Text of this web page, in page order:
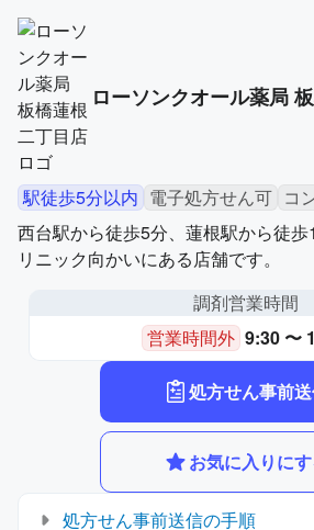
ローソンクオール薬局
駅徒歩5分以内 電子処方せん可 コ
西台駅から徒歩5分、蓮根駅から徒
リニック向かいにある店舗です。
調剤営業時間
営業時間外 9:30 〜
処方せん事前
お気に入りに
処方せん事前送信の手順